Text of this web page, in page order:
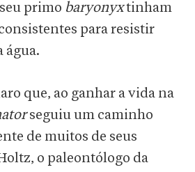
primo baryonyxtinham
para resistir
água.
que, ao ganhar a vida na
seguiu um caminho
de muitos de seus
o paleontólogo da